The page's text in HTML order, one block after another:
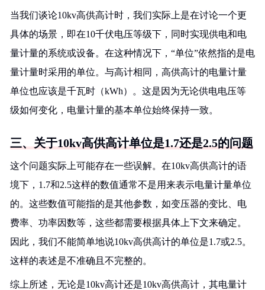
当我们谈论10kv高供高计时，我们实际上是在讨论一个更
具体的场景，即在10千伏电压等级下，同时实现供电和电
量计量的系统或设备。在这种情况下，“单位”依然指的是电
量计量时采用的单位。与高计相同，高供高计的电量计量
单位也应该是千瓦时（kWh）。这是因为无论供电电压等
级如何变化，电量计量的基本单位始终保持一致。
三、关于10kv高供高计单位是1.7还是2.5的问题
这个问题实际上可能存在一些误解。在10kv高供高计的语
境下，1.7和2.5这样的数值通常不是用来表示电量计量单位
的。这些数值可能指的是其他参数，如变压器的变比、电
费率、功率因数等，这些都需要根据具体上下文来确定。
因此，我们不能简单地说10kv高供高计的单位是1.7或2.5。
这样的表述是不准确且不完整的。
综上所述，无论是10kv高计还是10kv高供高计，其电量计